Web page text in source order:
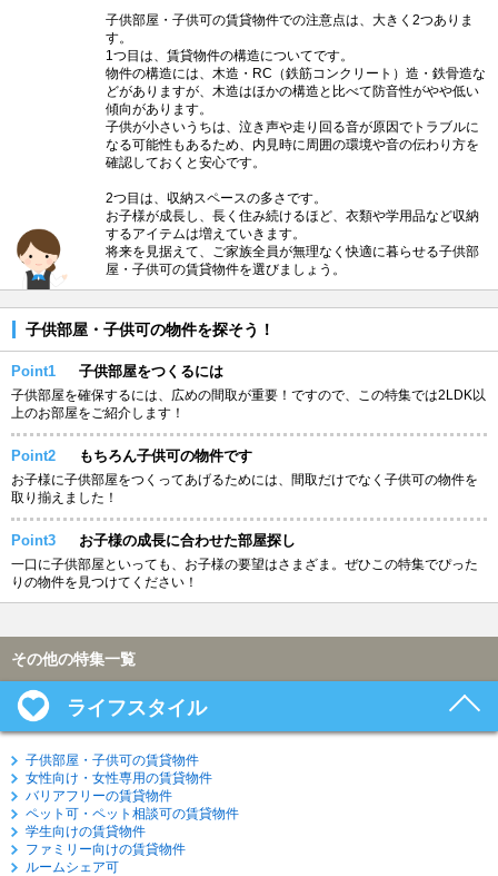
子供部屋・子供可の賃貸物件での注意点は、大きく2つありま
す。
1つ目は、賃貸物件の構造についてです。
物件の構造には、木造・RC（鉄筋コンクリート）造・鉄骨造な
どがありますが、木造はほかの構造と比べて防音性がやや低い
傾向があります。
子供が小さいうちは、泣き声や走り回る音が原因でトラブルに
なる可能性もあるため、内見時に周囲の環境や音の伝わり方を
確認しておくと安心です。
2つ目は、収納スペースの多さです。
お子様が成長し、長く住み続けるほど、衣類や学用品など収納
するアイテムは増えていきます。
将来を見据えて、ご家族全員が無理なく快適に暮らせる子供部
屋・子供可の賃貸物件を選びましょう。
子供部屋・子供可の物件を探そう！
Point1 子供部屋をつくるには
子供部屋を確保するには、広めの間取が重要！ですので、この特集では2LDK以
上のお部屋をご紹介します！
Point2 もちろん子供可の物件です
お子様に子供部屋をつくってあげるためには、間取だけでなく子供可の物件を
取り揃えました！
Point3 お子様の成長に合わせた部屋探し
一口に子供部屋といっても、お子様の要望はさまざま。ぜひこの特集でぴった
りの物件を見つけてください！
その他の特集一覧
ライフスタイル
子供部屋・子供可の賃貸物件
女性向け・女性専用の賃貸物件
バリアフリーの賃貸物件
ペット可・ペット相談可の賃貸物件
学生向けの賃貸物件
ファミリー向けの賃貸物件
ルームシェア可